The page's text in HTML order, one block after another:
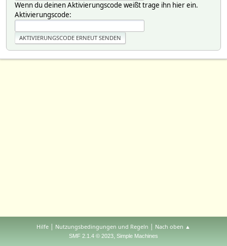
Wenn du deinen Aktivierungscode weißt trage ihn hier ein.
Aktivierungscode:
Hilfe | Nutzungsbedingungen und Regeln | Nach oben ▲
SMF 2.1.4 © 2023, Simple Machines